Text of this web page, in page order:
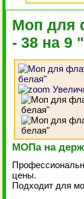
Моп для
- 38 на 9
МОПа на
цены.
Подходит для